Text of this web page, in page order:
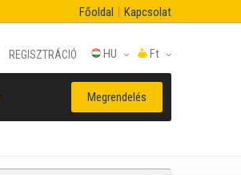
Főoldal Kapcsolat
Ft
HU
REGISZTRÁCIÓ
Megrendelés